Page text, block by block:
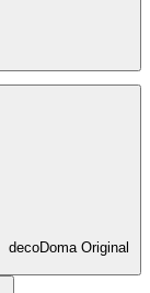
decoDoma Original